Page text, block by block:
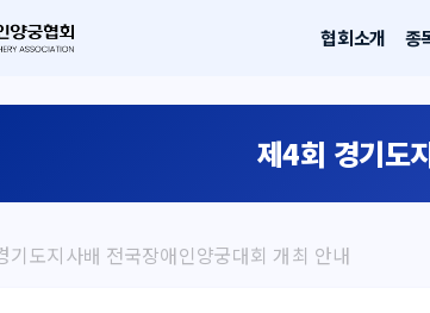
협회소개 종
제4회 경기도
기도지사배 전국장애인양궁대회 개최 안내